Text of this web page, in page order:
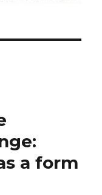
a form